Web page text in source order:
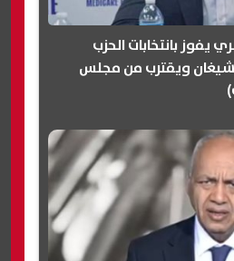
بانتخابات الحزب
ويقترب من مجلس